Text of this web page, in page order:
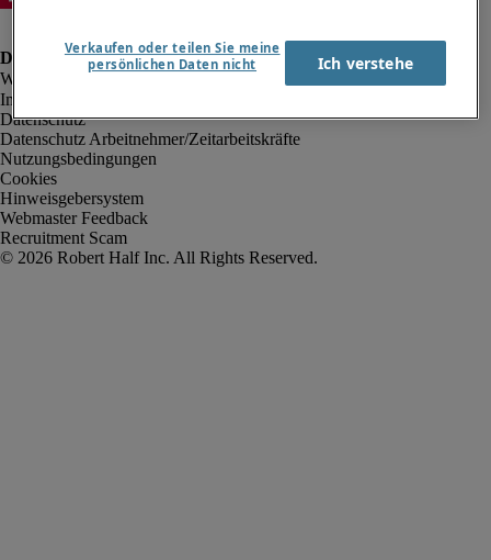
Impressum
Datenschutz
Datenschutz Arbeitnehmer/Zeitarbeitskräfte
Nutzungsbedingungen
Cookies
Hinweisgebersystem
Webmaster Feedback
Recruitment Scam
Verkaufen oder teilen Sie meine
persönlichen Daten nicht
Ich verstehe